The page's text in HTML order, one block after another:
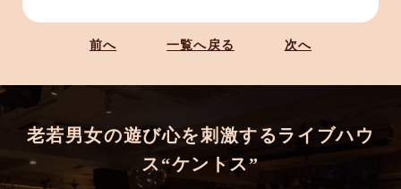
前へ 一覧へ戻る 次へ
老若男女の遊び心を刺激するライブハウ
ス“ケントス”